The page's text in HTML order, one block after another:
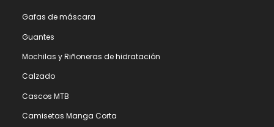
Gafas de máscara
Guantes
Mochilas y Riñoneras de hidratación
Calzado
Cascos MTB
Camisetas Manga Corta